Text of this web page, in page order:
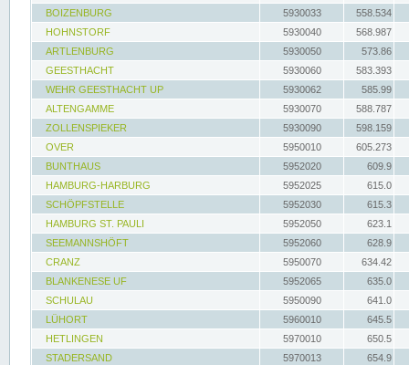
BOIZENBURG
5930033
558.534
HOHNSTORF
5930040
568.987
ARTLENBURG
5930050
573.86
GEESTHACHT
5930060
583.393
WEHR GEESTHACHT UP
5930062
585.99
ALTENGAMME
5930070
588.787
ZOLLENSPIEKER
5930090
598.159
OVER
5950010
605.273
BUNTHAUS
5952020
609.9
HAMBURG-HARBURG
5952025
615.0
SCHÖPFSTELLE
5952030
615.3
HAMBURG ST. PAULI
5952050
623.1
SEEMANNSHÖFT
5952060
628.9
CRANZ
5950070
634.42
BLANKENESE UF
5952065
635.0
SCHULAU
5950090
641.0
LÜHORT
5960010
645.5
HETLINGEN
5970010
650.5
STADERSAND
5970013
654.9